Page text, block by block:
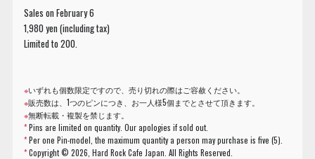
Sales on February 6
1,980 yen (including tax)
Limited to 200.
※いずれも個数限定ですので、売り切れの際はご容赦ください。
※販売数は、1つのピンにつき、お一人様5個までとさせて頂きます。
※無断転載・複製を禁じます。
*Pins are limited on quantity. Our apologies if sold out.
*Per one Pin-model, the maximum quantity a person may purchase is five (5).
*Copyright ©2026, Hard Rock Cafe Japan. All Rights Reserved.